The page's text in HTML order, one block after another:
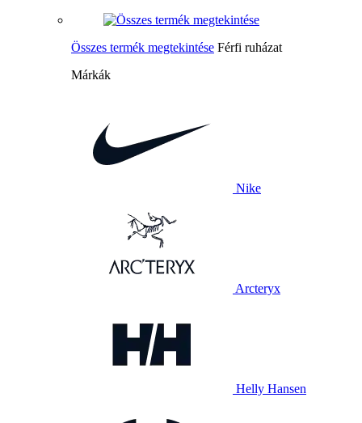
Összes termék megtekintése Férfi ruházat
Márkák
Nike
Arcteryx
Helly Hansen